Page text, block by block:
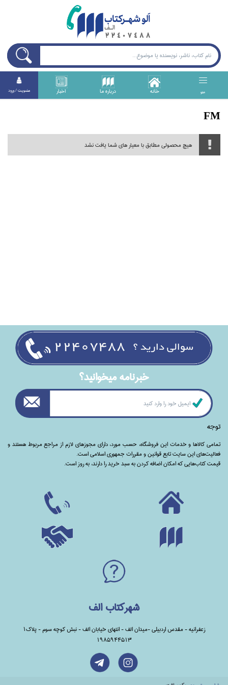
منو خانه درباره ما اخبار عضويت / ورود
FM
هیچ محصولی مطابق با معیار های شما یافت نشد
خبرنامه ميخوانيد؟
توجه
تمامی‌ کالاها و خدمات این فروشگاه، حسب مورد،‌ دارای مجوزهای لازم از مراجع مربوط هستند ‌و‌‌
فعالیت‌های این سایت تابع قوانین و مقررات جمهوری اسلامی است.
قیمت کتاب‌هایی که امکان اضافه کردن به سبد خرید را دارند،‌ به روز است.
شهرکتاب الف
زعفرانیه - مقدس اردبیلی -میدان الف - انتهای خیابان الف - نبش کوچه سوم - پلاک1
1985944513